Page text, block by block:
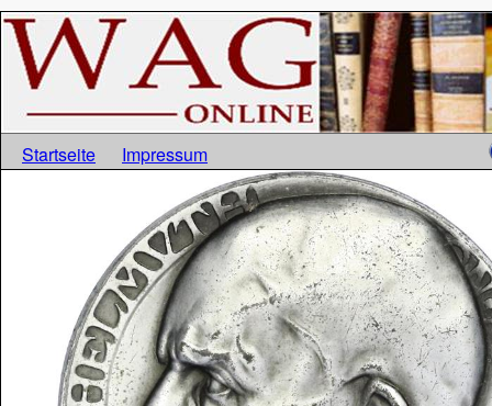
Startseite Impressum